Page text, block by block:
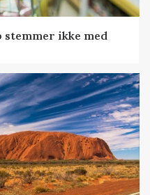
stemmer ikke med